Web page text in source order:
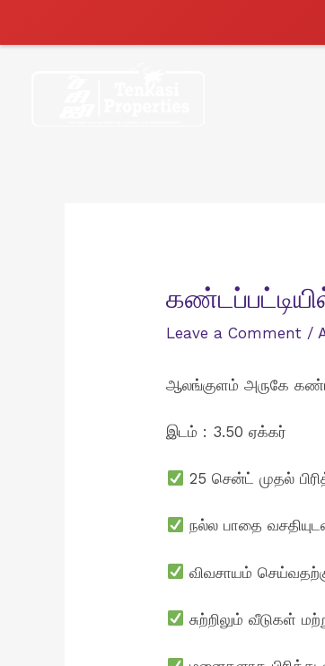
Leave a Comment /
ஆலங்குளம் அருகே
இடம் : 3.50 ஏக்கர்
25 சென்ட் முதல்
நல்ல பாதை
விவசாயம்
சுற்றிலும் வீடுகள்